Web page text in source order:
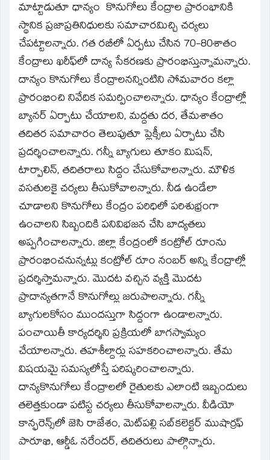
మాట్టాడుతూ ధాన్యం కొనుగోలు కేంద్రాల ప్రారంభానికి
స్థానిక ప్రజాప్రతినిధులకు సమాచారమిచ్చి చర్యలు
చేపట్టాలన్నారు. గత రబీలో ఏర్పటు చేసిన 70-80శాతం
కేంద్రాలు ఖరీఫ్‌లో దాన్య సేకరణకు ప్రారంభిస్తున్నామన్నారు.
దాన్యం కొనుగోలు కేంద్రాలనన్నింటిని సోమవారం కల్లా
ప్రారంభించి నివేదిక సమర్పించాలన్నారు. ధాన్యం కేంద్రాల్లో
బ్యానర్‌ ఏర్పాటు చేయాలని, మద్దతు దర, తేమశాతం
తదితర సమాచారం తెలుపుతూ ప్లెక్సీలు ఏర్పాటు చేసి
ప్రదర్శించాలన్నారు. గన్నీ బ్యాగులు తూకం మిషన్‌,
టార్పాలిన్‌, తదితరాలు సిద్దం చేసుకోవాలన్నారు. మౌళిక
వసతులకై చర్యలు తీసుకోవాలన్నారు. నీడ ఉండేలా
చూడాలని కొనుగోలు కేంద్రం పరిధిలో పరిశుభ్రంగా
ఉంచాలని సిబ్బందికి పనివిభజన చేసి బాద్యతలు
అప్పగించాలన్నారు. జిల్లా కేంద్రంలో కంట్రోల్‌ రూంను
ప్రారంభించనున్నట్లు కంట్రోల్‌ రూం నంబర్‌ అన్ని కేంద్రాల్లో
ప్రదర్శిస్తామన్నారు. మొదట వచ్చిన వ్యక్తి మొదట
ప్రాదాన్యతగానే కొనుగోల్లు జరుపాలన్నారు. గన్నీ
బ్యాగులకోసం ముందస్తుగా సిద్దంగా ఉండాలన్నారు.
పంచాయితీ కార్యదర్శిని ప్రక్రియలో బాగస్వామ్యం
చేయాలన్నారు. తహశీల్దార్లు సహకరించాలన్నారు. తేమ
విషయమై సమస్యలోస్తే పరిష్కరించాలన్నారు.
దాన్యకొనుగోలు కేంద్రాలలో రైతులకు ఎలాంటి ఇబ్బందులు
తలెత్తకుండా పటిస్ట చర్యలు తీసుకోవాలన్నారు. వీడియో
కాన్ఫరెన్స్‌లో జెసి రాజేశం, మెట్‌పల్లి సబ్‌కలెక్టర్‌ ముషార్రఫ్‌
పారూఖి, ఆర్డీఓ నరేందర్‌, తదితరులు పాల్గొన్నారు.